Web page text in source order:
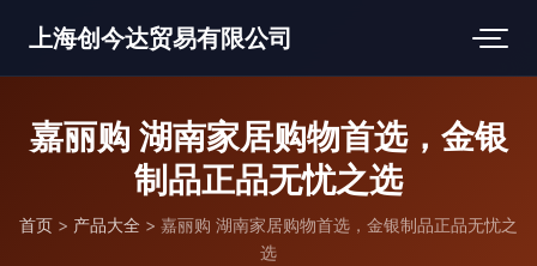
上海创今达贸易有限公司
嘉丽购 湖南家居购物首选，金银
制品正品无忧之选
首页 > 产品大全 > 嘉丽购 湖南家居购物首选，金银制品正品无忧之
选